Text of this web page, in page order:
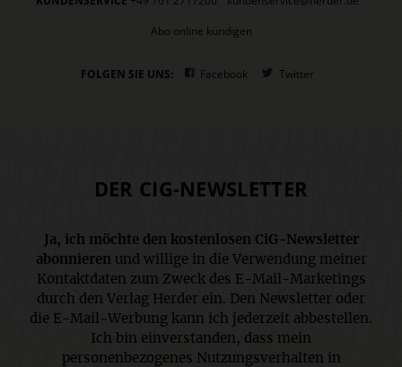
Abo online kündigen
FOLGEN SIE UNS: Facebook Twitter
DER CIG-NEWSLETTER
Ja, ich möchte den kostenlosen CiG-Newsletter
abonnierenund willige in die Verwendung meiner
Kontaktdaten zum Zweck des E-Mail-Marketings
durch den Verlag Herder ein. Den Newsletter oder
die E-Mail-Werbung kann ich jederzeit abbestellen.
Ich bin einverstanden, dass mein
personenbezogenes Nutzungsverhalten in